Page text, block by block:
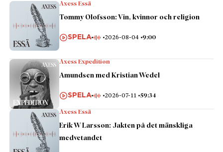
Axess Essä
Tommy Olofsson: Vin, kvinnor och religion
SPELA 2026-08-04 9:00
Axess Expedition
Amundsen med Kristian Wedel
SPELA 2026-07-11 59:34
Axess Essä
Erik W Larsson: Jakten på det mänskliga
medvetandet